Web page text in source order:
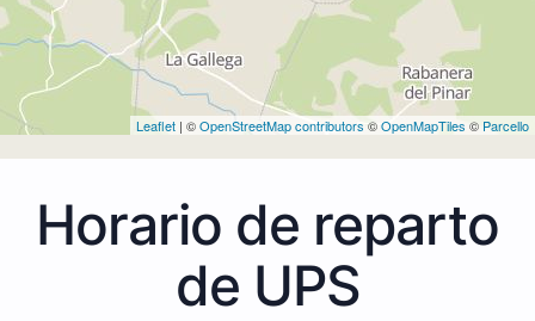
Leaflet | ©OpenStreetMap contributors ©OpenMapTiles © Parcello
Horario de reparto
de UPS